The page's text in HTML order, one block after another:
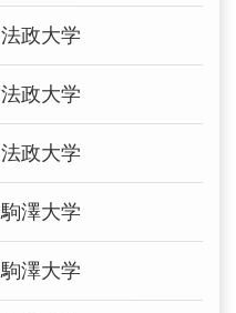
法政大学
法政大学
法政大学
駒澤大学
駒澤大学